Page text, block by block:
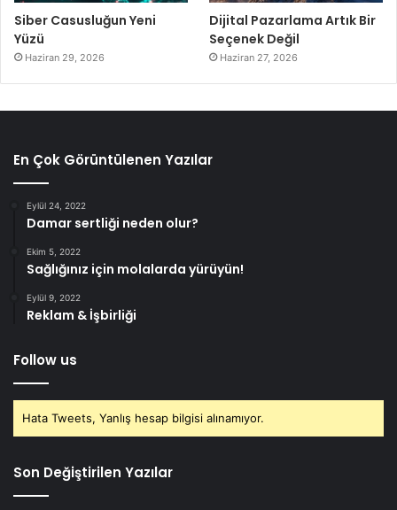
Siber Casusluğun Yeni
Yüzü
Haziran 29, 2026
Dijital Pazarlama Artık Bir
Seçenek Değil
Haziran 27, 2026
En Çok Görüntülenen Yazılar
Eylül 24, 2022
Damar sertliği neden olur?
Ekim 5, 2022
Sağlığınız için molalarda yürüyün!
Eylül 9, 2022
Reklam & İşbirliği
Follow us
Hata Tweets, Yanlış hesap bilgisi alınamıyor.
Son Değiştirilen Yazılar